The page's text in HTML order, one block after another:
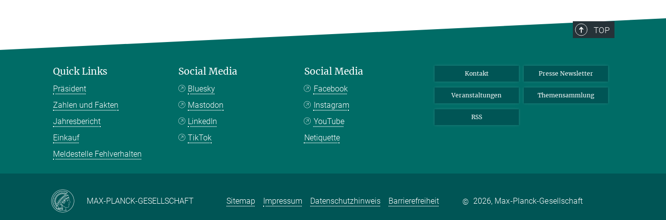
TOP
Quick Links
Präsident
Zahlen und Fakten
Jahresbericht
Einkauf
Meldestelle Fehlverhalten
Social Media
Bluesky
Mastodon
LinkedIn
TikTok
Social Media
Facebook
Instagram
YouTube
Netiquette
Kontakt Presse Newsletter
Veranstaltungen Themensammlung
RSS
MAX-PLANCK-GESELLSCHAFT Sitemap Impressum Datenschutzhinweis Barrierefreiheit © 2026, Max-Planck-Gesellschaft